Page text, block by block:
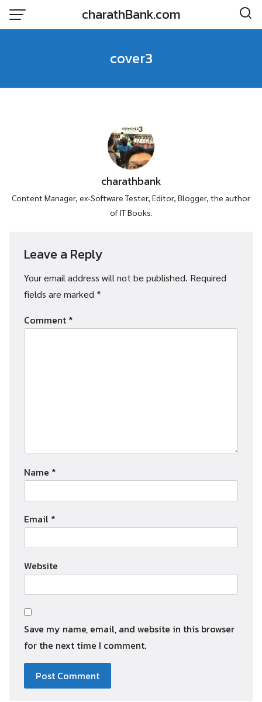
Skip
charathBank.com
cover3
charathbank
Content Manager, ex-Software Tester, Editor, Blogger, the author
of IT Books.
Leave a Reply
Your email address will not be published. Required
fields are marked *
Comment *
Name *
Email *
Website
Save my name, email, and website in this browser
for the next time I comment.